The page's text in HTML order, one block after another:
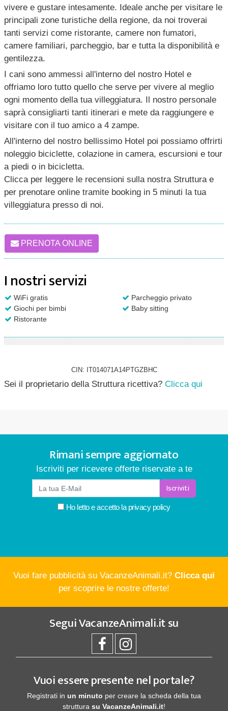
vivere e gustare intesamente. Ideale anche per visitare le
principali zone turistiche della regione, da noi troverai
tanti servizi come ristorante, camere non fumatori,
camere familiari, parcheggio, bar e tutta la disponibilità e
gentilezza.
I cani sono ammessi all'interno del nostro Hotel e
offriamo loro tutto quello che serve per vivere al meglio
ogni momento della tua villeggiatura. Il nostro personale
saprà consigliarti tanti itinerari e mete da raggiungere e
visitare con il tuo amico a 4 zampe.
All'interno del nostro bellissimo Hotel poi possiamo offrirti
noleggio biciclette, colazione in camera, escursioni e tour
a piedi o in bicicletta.
Clicca per leggere le recensioni sulla nostra Struttura e
per prenotare online tramite booking in 5 minuti la tua
villeggiatura presso di noi.
PRENOTA ONLINE
I nostri servizi
WiFi gratis
Parcheggio privato
Giochi per bimbi
Baby sitting
Ristorante
CIN: IT014071A14PTGZBHC
Sei il proprietario della Struttura ricettiva? Clicca qui
Rimani sempre aggiornato
Iscriviti per ricevere offerte riservate a te
Iscriviti
Ho letto e accetto la privacy policy
Vuoi fare pubblicità su VacanzeAnimali.it? Clicca qui
per scoprire le nostre offerte!
SeguiVacanzeAnimali.itsu
Vuoi essere presente nel portale?
Registrati in un minuto per creare la scheda della tua
struttura su VacanzeAnimali.it!